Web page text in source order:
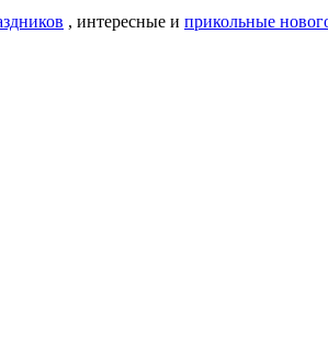
, интересные и прикольные